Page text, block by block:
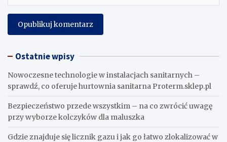
Ostatnie wpisy
Nowoczesne technologie w instalacjach sanitarnych –
sprawdź, co oferuje hurtownia sanitarna Proterm.sklep.pl
Bezpieczeństwo przede wszystkim – na co zwrócić uwagę
przy wyborze kolczyków dla maluszka
Gdzie znajduje się licznik gazu i jak go łatwo zlokalizować w